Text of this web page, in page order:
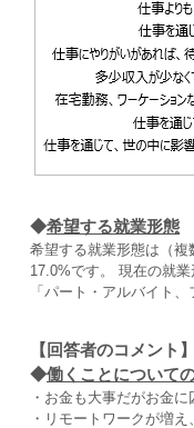
◆希望する就業形態
希望する就業形態は（
17.0%です。 現在の就
「パート・アルバイト
【回答者のコメント】
◆働くことについて
・お金も大事だがお金
・リモートワークが増